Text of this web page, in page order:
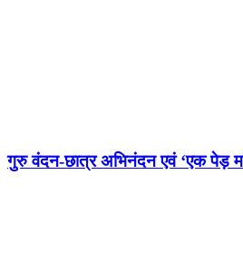
गुरु वंदन-छात्र अभिनंदन एवं ‘एक पेड़ मां